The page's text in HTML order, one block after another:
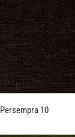
Persempra 10